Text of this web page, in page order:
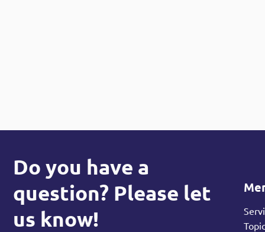
Do you have a
question? Please let
us know!